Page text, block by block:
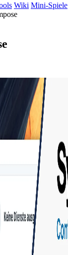
Wiki Mini-Spiele